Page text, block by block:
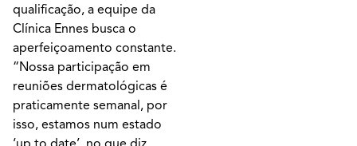
qualificação, a equipe da
Clínica Ennes busca o
aperfeiçoamento constante.
“Nossa participação em
reuniões dermatológicas é
praticamente semanal, por
isso, estamos num estado